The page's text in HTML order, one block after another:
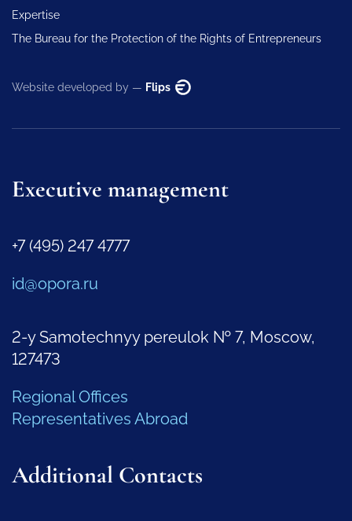
Expertise
The Bureau for the Protection of the Rights of Entrepreneurs
Website developed by — Flips
Executive management
+7 (495) 247 4777
id@opora.ru
2-y Samotechnyy pereulok № 7, Moscow,
127473
Regional Offices
Representatives Abroad
Additional Contacts